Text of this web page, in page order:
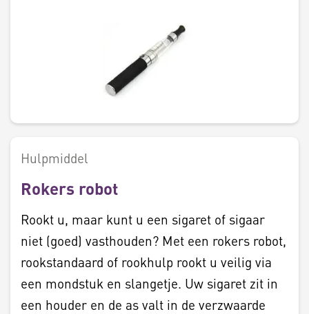
Hulpmiddel
Rokers robot
Rookt u, maar kunt u een sigaret of sigaar
niet (goed) vasthouden? Met een rokers robot,
rookstandaard of rookhulp rookt u veilig via
een mondstuk en slangetje. Uw sigaret zit in
een houder en de as valt in de verzwaarde